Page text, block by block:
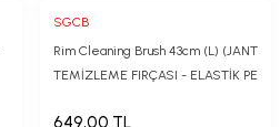
SGCB
Rim Cleaning Brush 43cm (L) (JANT
TEMİZLEME FIRÇASI - ELASTİK PE
649,00 TL